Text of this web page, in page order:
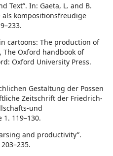
Text”. In: Gaeta, L. and B.
als kompositionsfreudige
cartoons: The production of
The Oxford handbook of
Oxford University Press.
Gestaltung der Possen
Zeitschrift der Friedrich-
und
119–130.
and productivity”.